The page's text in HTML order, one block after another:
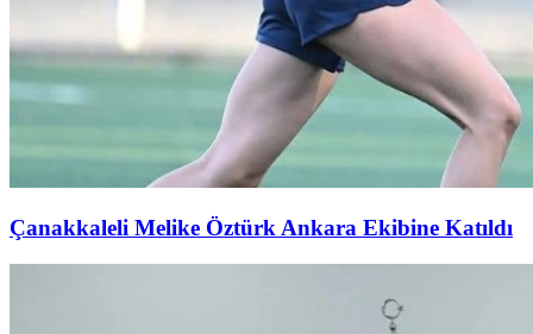
Çanakkaleli Melike Öztürk Ankara Ekibine Katıldı